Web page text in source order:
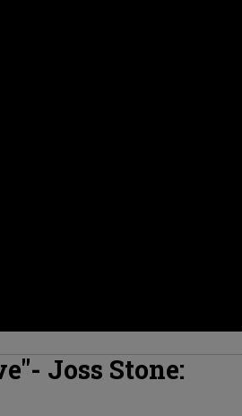
Joss Stone: